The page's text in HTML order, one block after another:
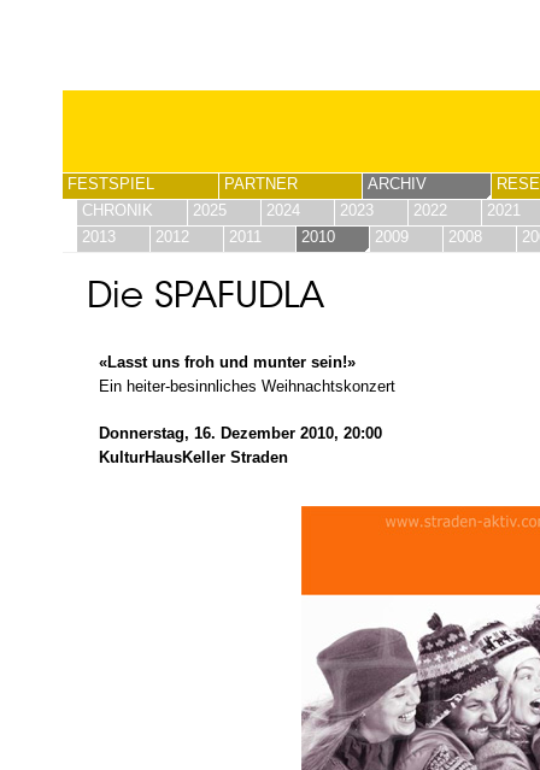
FESTSPIEL PARTNER ARCHIV
CHRONIK
2025 2024 2023 2022
2021
2013
2012 2011 2010 2009 2008
Die SPAFUDLA
«Lasst uns froh und munter sein!»
Ein heiter-besinnliches Weihnachtskonzert
Donnerstag, 16. Dezember 2010, 20:00
KulturHausKeller Straden